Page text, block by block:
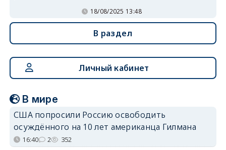
18/08/2025 13:48
В раздел
Личный кабинет
В мире
США попросили Россию освободить
осуждённого на 10 лет американца Гилмана
16:40 2 352